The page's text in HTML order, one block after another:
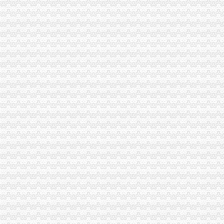
巴南区烟草专卖局无主无证运输烟草专卖品案件-重庆市烟草专卖局（
南坪无地址注册公司
重庆川仪南坪分公司|重庆川仪南坪分公司网站
南坪除甲醛公司重庆南坪新房除甲醛公司
两江新区无地址注册公司
重庆市两江新区联合金融股份有限公司_【信用信息_诉讼信息
两江新区发布4个“金10条”招商引资政策
渝北区无地址注册公司
重庆市渝北区渝北粮油贸易公司建材经营部_重庆市_渝北区_企业在线
哪里有好的重庆江北家政公司,重庆渝北家政服务公司哪个好【今日
江北区无地址注册公司
【重庆江北区外资公司注册|香港公司注册|离岸公司注册】-重庆赶集网
专业注册江北服务公司_志趣网
渝中区无地址注册公司
重庆市渝中区客服专员无责任综合底薪4000+招聘_重庆合赢伟业信息
【2017年重庆市渝中区晶琦网吧新招聘信息_电话_地址】-赶集网
重庆无地址办营业执照
重庆市九龙坡区办理营业执照找或金玉缘财务_【公司注
【君信工商,新公司注册,办理营业执照等】-公司注册-重庆赶集网
重庆无地址注册公司
重庆无不能网络服务有限公司